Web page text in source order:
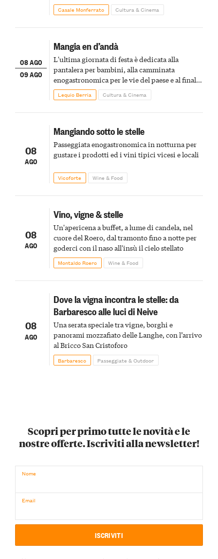
Casale Monferrato Cultura & Cinema
08 AGO
09 AGO
Mangia en d’andà
L'ultima giornata di festa è dedicata alla
pantalera per bambini, alla camminata
enogastronomica per le vie del paese e al finale
pirotecnico
Lequio Berria Cultura & Cinema
08
AGO
Mangiando sotto le stelle
Passeggiata enogastronomica in notturna per
gustare i prodotti ed i vini tipici vicesi e locali
Vicoforte Wine & Food
08
AGO
Vino, vigne & stelle
Un'apericena a buffet, a lume di candela, nel
cuore del Roero, dal tramonto fino a notte per
goderci con il naso all'insù il cielo stellato
Montaldo Roero Wine & Food
08
AGO
Dove la vigna incontra le stelle: da
Barbaresco alle luci di Neive
Una serata speciale tra vigne, borghi e
panorami mozzafiato delle Langhe, con l’arrivo
al Bricco San Cristoforo
Barbaresco Passeggiate & Outdoor
Scopri per primo tutte le novità e le
nostre offerte. Iscriviti alla newsletter!
Nome
Email